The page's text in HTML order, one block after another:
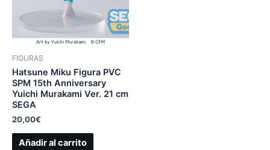
FIGURAS
Hatsune Miku Figura PVC
SPM 15th Anniversary
Yuichi Murakami Ver. 21 cm
SEGA
20,00€
Añadir al carrito